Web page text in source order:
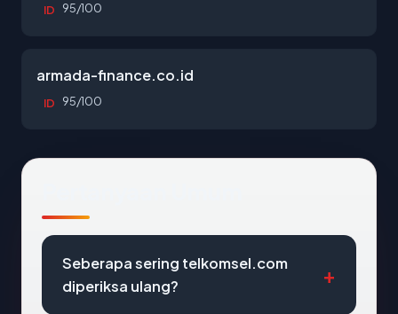
ID 95/100
armada-finance.co.id
ID 95/100
Seberapa sering telkomsel.com
diperiksa ulang?